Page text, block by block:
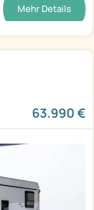
Mehr Details
63.990 €